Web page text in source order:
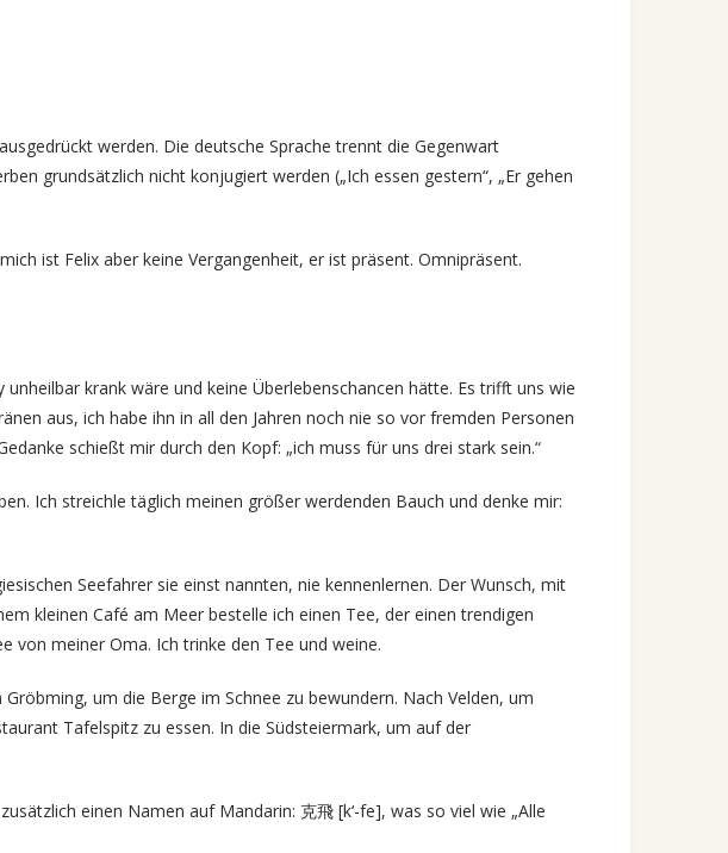
werden. Die deutsche Sprache trennt die Gegenwart
grundsätzlich nicht konjugiert werden („Ich essen gestern“, „Er gehen
ist Felix aber keine Vergangenheit, er ist präsent. Omnipräsent.
krank wäre und keine Überlebenschancen hätte. Es trifft uns wie
aus, ich habe ihn in all den Jahren noch nie so vor fremden Personen
schießt mir durch den Kopf: „ich muss für uns drei stark sein.“
Ich streichle täglich meinen größer werdenden Bauch und denke mir:
Seefahrer sie einst nannten, nie kennenlernen. Der Wunsch, mit
kleinen Café am Meer bestelle ich einen Tee, der einen trendigen
von meiner Oma. Ich trinke den Tee und weine.
um die Berge im Schnee zu bewundern. Nach Velden, um
Tafelspitz zu essen. In die Südsteiermark, um auf der
einen Namen auf Mandarin: 克飛 [k‘-fe], was so viel wie „Alle